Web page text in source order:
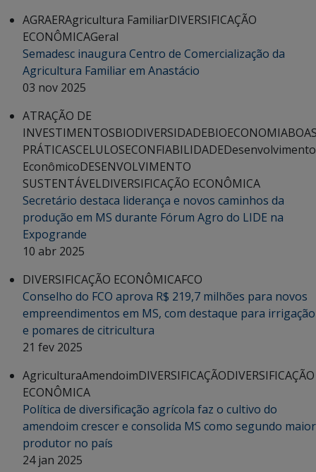
AGRAERAgricultura FamiliarDIVERSIFICAÇÃO
ECONÔMICAGeral
Semadesc inaugura Centro de Comercialização da
Agricultura Familiar em Anastácio
03 nov 2025
ATRAÇÃO DE
INVESTIMENTOSBIODIVERSIDADEBIOECONOMIA
PRÁTICASCELULOSECONFIABILIDADEDesenvolvimento
EconômicoDESENVOLVIMENTO
SUSTENTÁVELDIVERSIFICAÇÃO ECONÔMICA
Secretário destaca liderança e novos caminhos da
produção em MS durante Fórum Agro do LIDE na
Expogrande
10 abr 2025
DIVERSIFICAÇÃO ECONÔMICAFCO
Conselho do FCO aprova R$ 219,7 milhões para novos
empreendimentos em MS, com destaque para irrigação
e pomares de citricultura
21 fev 2025
AgriculturaAmendoimDIVERSIFICAÇÃODIVERSIFICAÇÃO
ECONÔMICA
Política de diversificação agrícola faz o cultivo do
amendoim crescer e consolida MS como segundo maior
produtor no país
24 jan 2025